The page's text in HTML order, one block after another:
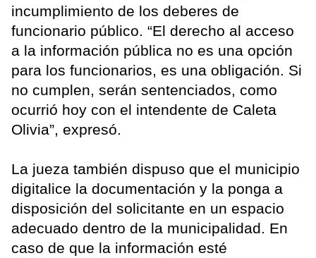
incumplimiento de los deberes de
funcionario público. “El derecho al acceso
a la información pública no es una opción
para los funcionarios, es una obligación. Si
no cumplen, serán sentenciados, como
ocurrió hoy con el intendente de Caleta
Olivia”, expresó.
La jueza también dispuso que el municipio
digitalice la documentación y la ponga a
disposición del solicitante en un espacio
adecuado dentro de la municipalidad. En
caso de que la información esté